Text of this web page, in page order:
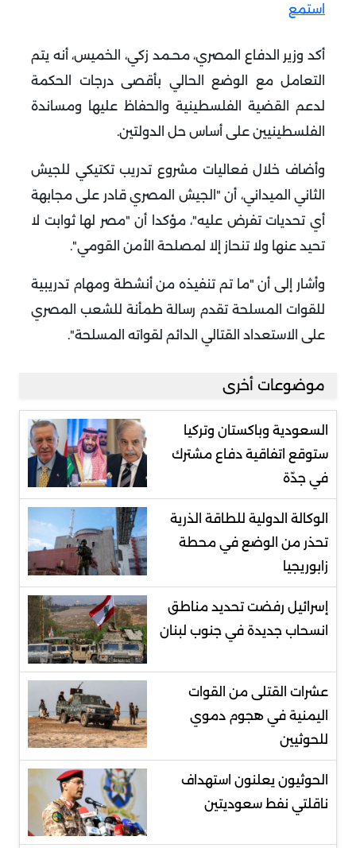
استمع
أكد وزير الدفاع المصري، محـمد زكي، الخميس، أنه يتم
التعامل مع الوضع الحالي بأقصى درجات الحكمة
لدعم القضية الفلسطينية والحفاظ عليها ومساندة
الفلسطينيين على أساس حل الدولتين.
وأضاف خلال فعاليات مشروع تدريب تكتيكي للجيش
الثاني الميداني، أن "الجيش المصري قادر على مجابهة
أي تحديات تفرض عليه"، مؤكدا أن "مصر لها ثوابت لا
تحيد عنها ولا تنحاز إلا لمصلحة الأمن القومي".
وأشار إلى أن "ما تم تنفيذه من أنشطة ومهام تدريبية
للقوات المسلحة تقدم رسالة طمأنة للشعب المصري
على الاستعداد القتالي الدائم لقواته المسلحة".
موضوعات أخرى
السعودية وباكستان وتركيا
ستوقع اتفاقية دفاع مشترك
في جدّة
الوكالة الدولية للطاقة الذرية
تحذر من الوضع في محطة
زابوريجيا
إسرائيل رفضت تحديد مناطق
انسحاب جديدة في جنوب لبنان
عشرات القتلى من القوات
اليمنية في هجوم دموي
للحوثيين
الحوثيون يعلنون استهداف
ناقلتي نفط سعوديتين